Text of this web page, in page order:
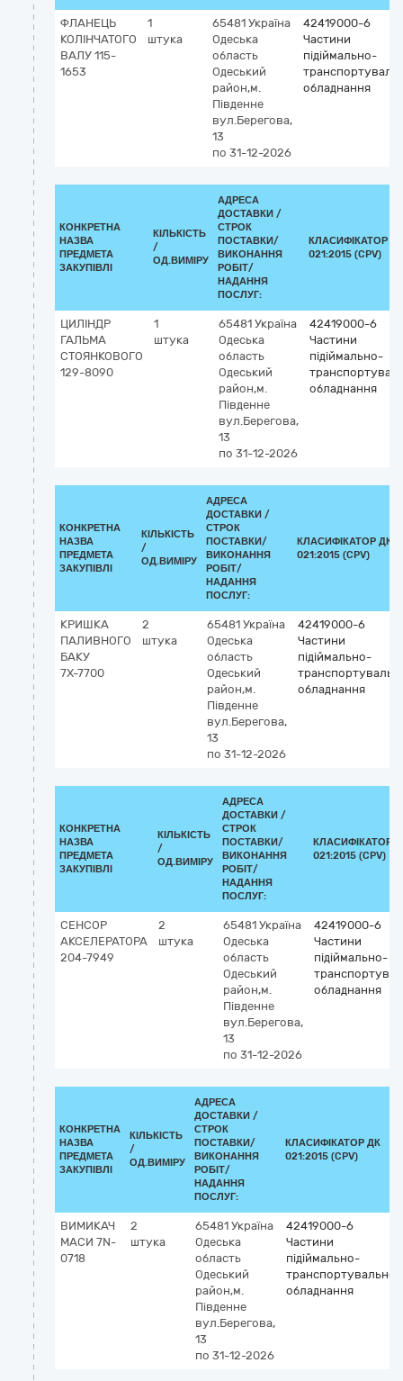
ФЛАНЕЦЬ
КОЛІНЧАТОГО
ВАЛУ 115-
1653
1
штука
65481 Україна
Одеська
область
Одеський
район,м.
Південне
вул.Берегова,
13
по 31-12-2026
42419000-6
Частини
підіймально-
обладнання
КОНКРЕТНА
НАЗВА
ПРЕДМЕТА
ЗАКУПІВЛІ
КІЛЬКІСТЬ
/
ОД.ВИМІРУ
АДРЕСА
ДОСТАВКИ /
СТРОК
ПОСТАВКИ/
ВИКОНАННЯ
РОБІТ/
НАДАННЯ
ПОСЛУГ:
КЛАСИФІКАТОР ДК
021:2015 (CPV)
ЦИЛІНДР
ГАЛЬМА
СТОЯНКОВОГО
129-8090
1
штука
65481 Україна
Одеська
область
Одеський
район,м.
Південне
вул.Берегова,
13
по 31-12-2026
42419000-6
Частини
підіймально-
обладнання
КОНКРЕТНА
НАЗВА
ПРЕДМЕТА
ЗАКУПІВЛІ
КІЛЬКІСТЬ
/
ОД.ВИМІРУ
АДРЕСА
ДОСТАВКИ /
СТРОК
ПОСТАВКИ/
ВИКОНАННЯ
РОБІТ/
НАДАННЯ
ПОСЛУГ:
КЛАСИФІКАТОР ДК
021:2015 (CPV)
КРИШКА
ПАЛИВНОГО
БАКУ
7Х-7700
2
штука
65481 Україна
Одеська
область
Одеський
район,м.
Південне
вул.Берегова,
13
по 31-12-2026
42419000-6
Частини
підіймально-
обладнання
КОНКРЕТНА
НАЗВА
ПРЕДМЕТА
ЗАКУПІВЛІ
КІЛЬКІСТЬ
/
ОД.ВИМІРУ
АДРЕСА
ДОСТАВКИ /
СТРОК
ПОСТАВКИ/
ВИКОНАННЯ
РОБІТ/
НАДАННЯ
ПОСЛУГ:
КЛАСИФІКАТОР
021:2015 (CPV)
СЕНСОР
АКСЕЛЕРАТОРА
204-7949
2
штука
65481 Україна
Одеська
область
Одеський
район,м.
Південне
вул.Берегова,
13
по 31-12-2026
42419000-6
Частини
підіймально-
обладнання
КОНКРЕТНА
НАЗВА
ПРЕДМЕТА
ЗАКУПІВЛІ
КІЛЬКІСТЬ
/
ОД.ВИМІРУ
АДРЕСА
ДОСТАВКИ /
СТРОК
ПОСТАВКИ/
ВИКОНАННЯ
РОБІТ/
НАДАННЯ
ПОСЛУГ:
КЛАСИФІКАТОР ДК
021:2015 (CPV)
ВИМИКАЧ
МАСИ 7N-
0718
2
штука
65481 Україна
Одеська
область
Одеський
район,м.
Південне
вул.Берегова,
13
по 31-12-2026
42419000-6
Частини
підіймально-
обладнання